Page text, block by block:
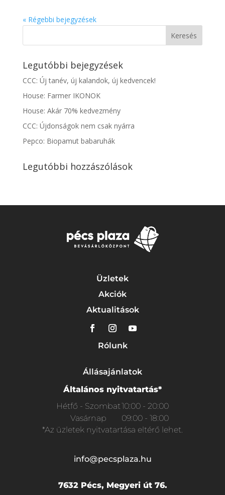
« Régebbi bejegyzések
Legutóbbi bejegyzések
CCC: Új tanév, új kalandok, új kedvencek!
House: Farmer IKONOK
House: Akár 70% kedvezmény
CCC: Újdonságok nem csak nyárra
Pepco: Biopamut babaruhák
Legutóbbi hozzászólások
Üzletek
Akciók
Aktualitások
Rólunk
Állásajánlatok
Általános nyitvatartás*
Hétfő - Szombat10:00 - 20:00
Vasárnap
09:00 - 18:00
*Az üzletek nyitvatartása eltérő lehet.
info@pecsplaza.hu
7632 Pécs, Megyeri út 76.